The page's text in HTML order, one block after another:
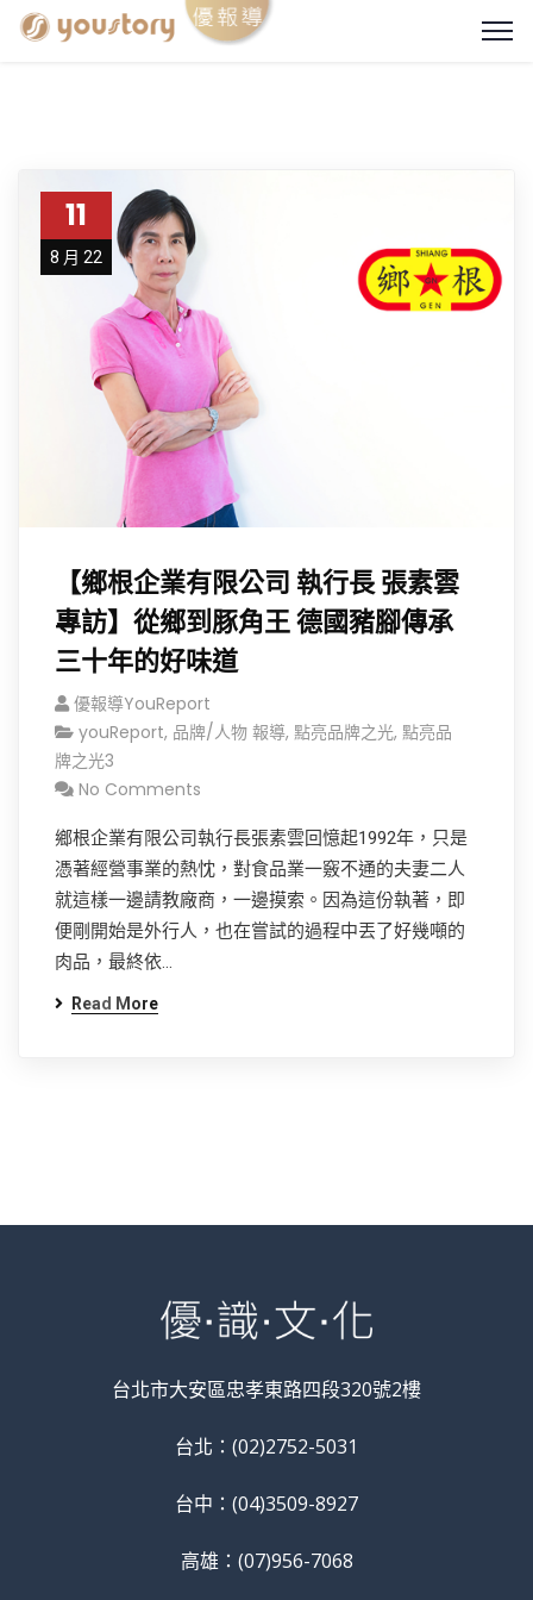
11
8 月 22
【鄉根企業有限公司 執行長 張素雲
專訪】從鄉到豚角王 德國豬腳傳承
三十年的好味道
優報導youReport
youReport, 品牌/人物 報導, 點亮品牌之光, 點亮品
牌之光3
No Comments
鄉根企業有限公司執行長張素雲回憶起1992年，只是
憑著經營事業的熱忱，對食品業一竅不通的夫妻二人
就這樣一邊請教廠商，一邊摸索。因為這份執著，即
便剛開始是外行人，也在嘗試的過程中丟了好幾噸的
肉品，最終依...
Read More
台北市大安區忠孝東路四段320號2樓
台北：(02)2752-5031
台中：(04)3509-8927
高雄：(07)956-7068